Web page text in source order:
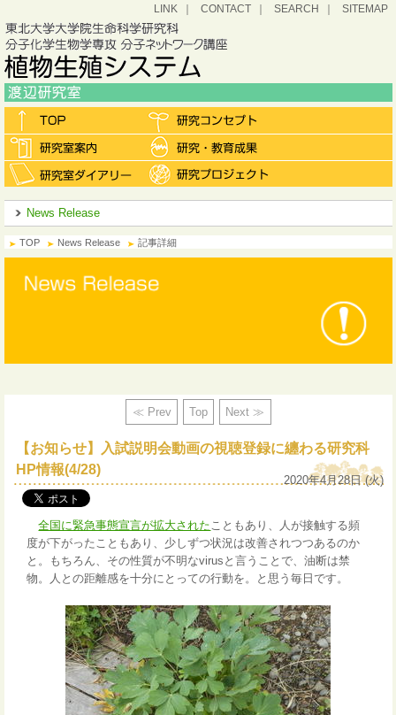
LINK CONTACT SEARCH SITEMAP
News Release
TOP News Release 記事詳細
≪ Prev Top Next ≫
【お知らせ】入試説明会動画の視聴登録に纏わる研究科
HP情報(4/28)
2020年4月28日 (火)
全国に緊急事態宣言が拡大された こともあり、人が接触する頻
度が下がったこともあり、少しずつ状況は改善されつつあるのか
と。もちろん、その性質が不明なvirusと言うことで、油断は禁
物。人との距離感を十分にとっての行動を。と思う毎日です。